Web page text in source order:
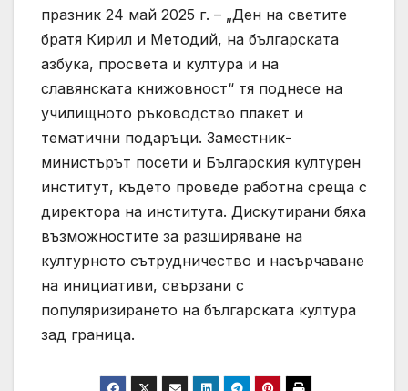
празник 24 май 2025 г. – „Ден на светите
братя Кирил и Методий, на българската
азбука, просвета и култура и на
славянската книжовност“ тя поднесе на
училищното ръководство плакет и
тематични подаръци. Заместник-
министърът посети и Българския културен
институт, където проведе работна среща с
директора на института. Дискутирани бяха
възможностите за разширяване на
културното сътрудничество и насърчаване
на инициативи, свързани с
популяризирането на българската култура
зад граница.